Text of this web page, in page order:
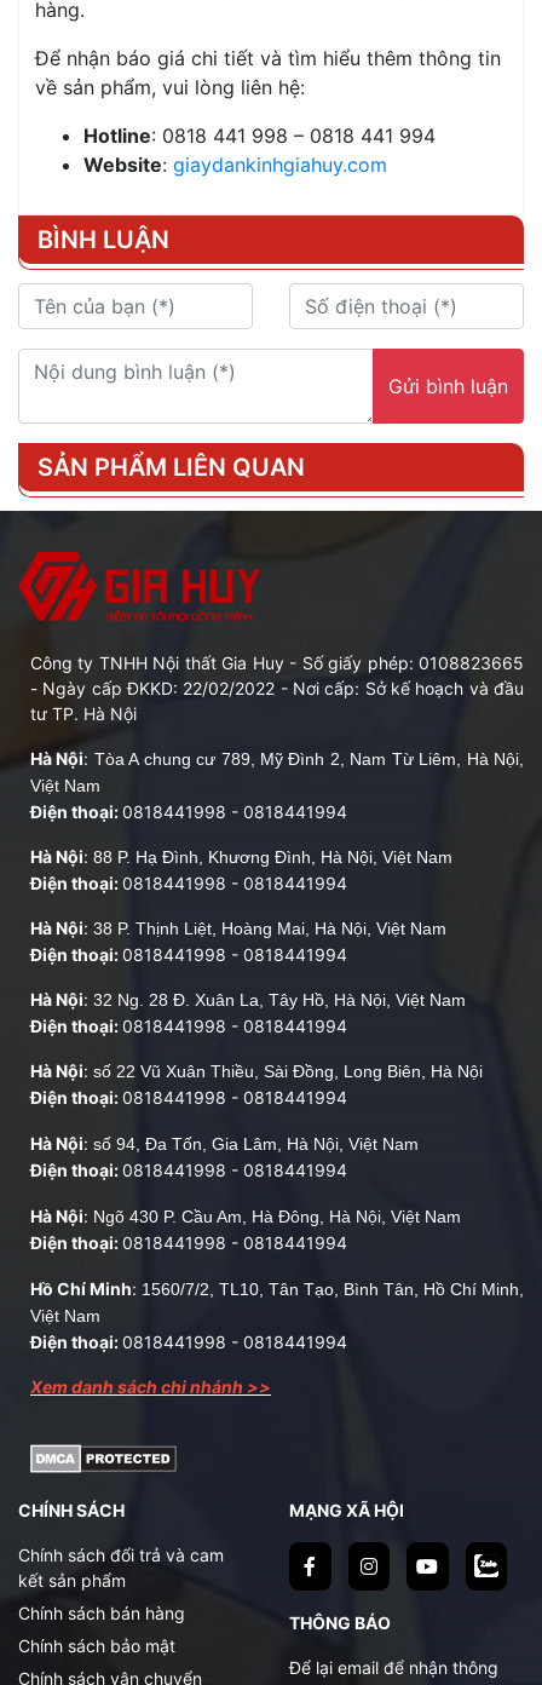
hàng.
Để nhận báo giá chi tiết và tìm hiểu thêm thông tin
về sản phẩm, vui lòng liên hệ:
Hotline: 0818 441 998 – 0818 441 994
Website: giaydankinhgiahuy.com
BÌNH LUẬN
Gửi bình luận
SẢN PHẨM LIÊN QUAN
Công ty TNHH Nội thất Gia Huy - Số giấy phép: 0108823665
- Ngày cấp ĐKKD: 22/02/2022 - Nơi cấp: Sở kế hoạch và đầu
tư TP. Hà Nội
Hà Nội: Tòa A chung cư 789, Mỹ Đình 2, Nam Từ Liêm, Hà Nội,
Việt Nam
Điện thoại:0818441998 - 0818441994
Hà Nội: 88 P. Hạ Đình, Khương Đình, Hà Nội, Việt Nam
Điện thoại:0818441998 - 0818441994
Hà Nội: 38 P. Thịnh Liệt, Hoàng Mai, Hà Nội, Việt Nam
Điện thoại:0818441998 - 0818441994
Hà Nội: 32 Ng. 28 Đ. Xuân La, Tây Hồ, Hà Nội, Việt Nam
Điện thoại:0818441998 - 0818441994
Hà Nội: số 22 Vũ Xuân Thiều, Sài Đồng, Long Biên, Hà Nội
Điện thoại:0818441998 - 0818441994
Hà Nội: số 94, Đa Tốn, Gia Lâm, Hà Nội, Việt Nam
Điện thoại:0818441998 - 0818441994
Hà Nội: Ngõ 430 P. Cầu Am, Hà Đông, Hà Nội, Việt Nam
Điện thoại:0818441998 - 0818441994
Hồ Chí Minh: 1560/7/2, TL10, Tân Tạo, Bình Tân, Hồ Chí Minh,
Việt Nam
Điện thoại:0818441998 - 0818441994
Xem danh sách chi nhánh >>
CHÍNH SÁCH
Chính sách đổi trả và cam
kết sản phẩm
Chính sách bán hàng
Chính sách bảo mật
Chính sách vận chuyển
MẠNG XÃ HỘI
THÔNG BÁO
Để lại email để nhận thông